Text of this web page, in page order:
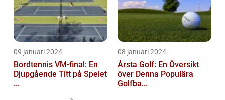
09 januari 2024
Bordtennis VM-final: En
Djupgående Titt på Spelet
...
08 januari 2024
Årsta Golf: En Översikt
över Denna Populära
Golfba...